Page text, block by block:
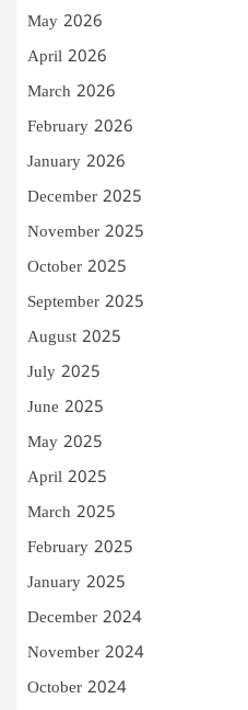
May 2026
April 2026
March 2026
February 2026
January 2026
December 2025
November 2025
October 2025
September 2025
August 2025
July 2025
June 2025
May 2025
April 2025
March 2025
February 2025
January 2025
December 2024
November 2024
October 2024